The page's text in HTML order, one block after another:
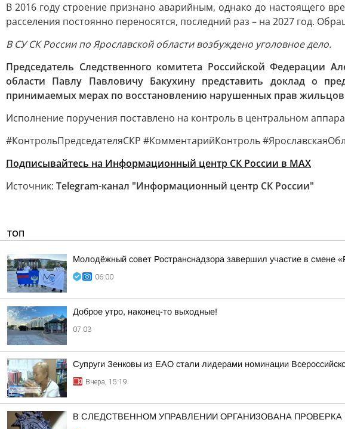
В 2016 году строение признано аварийным, однако до настоящего
расселения постоянно переносятся, последний раз – на 2027 год.
В СУ СК России по Ярославской области возбуждено уголовное дело.
Председатель Следственного комитета Российской Федерации
области Павлу Павловичу Бакухину представить доклад о
принимаемых мерах по восстановлению нарушенных прав
Исполнение поручения поставлено на контроль в центральном
#КонтрольПредседателяСКР #КомментарийКонтроль
Подписывайтесь на Информационный центр СК России в MAХ
Источник: Telegram-канал "Информационный центр СК России"
ТОП
Молодёжный совет Ространснадзора завершил участие в смене
06:00
Доброе утро, наконец-то выходные!
07:03
Супруги Зенковы из ЕАО стали лидерами номинации
Вчера, 15:19
В СЛЕДСТВЕННОМ УПРАВЛЕНИИ ОРГАНИЗОВАНА